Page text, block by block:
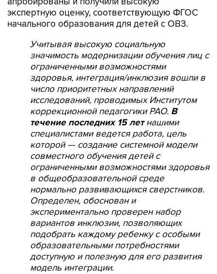
экспертную оценку, соответствующую ФГОС
начального образования для детей с ОВЗ.
Учитывая высокую социальную
значимость модернизации обучения лиц с
ограниченными возможностями
здоровья, интеграция/инклюзия вошли в
число приоритетных направлений
исследований, проводимых Институтом
коррекционной педагогики РАО. В
течение последних 15 летнашими
специалистами ведется работа, цель
которой — создание системной модели
совместного обучения детей с
ограниченными возможностями здоровья
в общеобразовательной среде
нормально развивающихся сверстников.
Определен, обоснован и
экспериментально проверен набор
вариантов инклюзии, позволяющих
подобрать каждому ребенку с особыми
образовательными потребностями
доступную и полезную для его развития
модель интеграции.